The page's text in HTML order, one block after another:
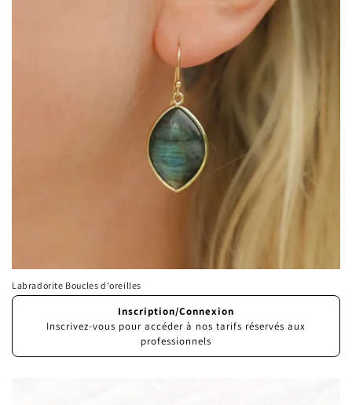
Labradorite Boucles d'oreilles
Prix
habituel
Inscription/Connexion
Inscrivez-vous pour accéder à nos tarifs réservés aux
professionnels